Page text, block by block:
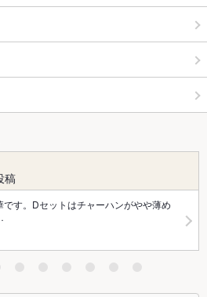
稿
す。Dセットはチャーハンがやや薄め